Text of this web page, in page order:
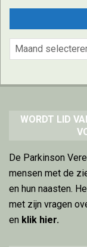
Archieven
WORDT LID
De Parkinson
mensen met de
en hun naasten.
met zijn vragen
en klik hier.